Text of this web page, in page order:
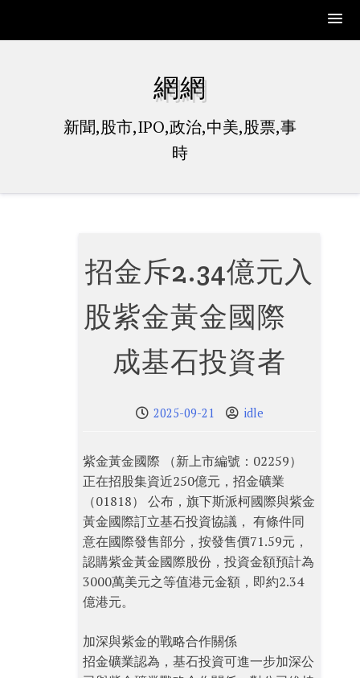
網網
新聞,股市,IPO,政治,中美,股票,事
時
招金斥2.34億元入
股紫金黃金國際
成基石投資者
2025-09-21 idle
紫金黃金國際 （新上市編號：02259）
正在招股集資近250億元，招金礦業
（01818） 公布，旗下斯派柯國際與紫金
黃金國際訂立基石投資協議， 有條件同
意在國際發售部分，按發售價71.59元，
認購紫金黃金國際股份，投資金額預計為
3000萬美元之等值港元金額，即約2.34
億港元。
加深與紫金的戰略合作關係
招金礦業認為，基石投資可進一步加深公